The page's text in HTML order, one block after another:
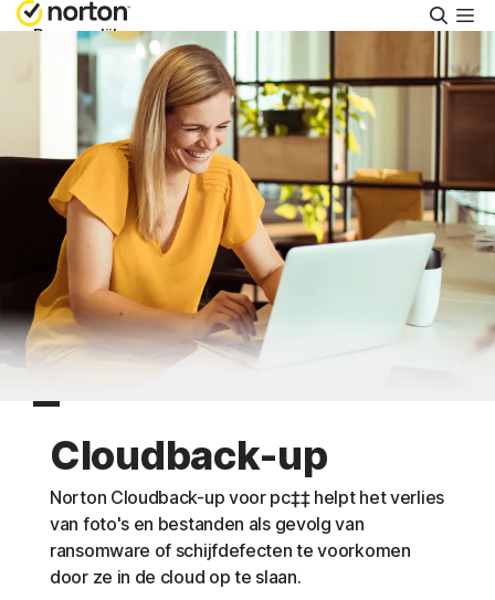
Persoonlijk
Small Business
Ondersteuning
Gratis proberen
België
Cloudback-up
Norton Cloudback-up voor pc‡‡ helpt het verlies
van foto's en bestanden als gevolg van
ransomware of schijfdefecten te voorkomen
door ze in de cloud op te slaan.